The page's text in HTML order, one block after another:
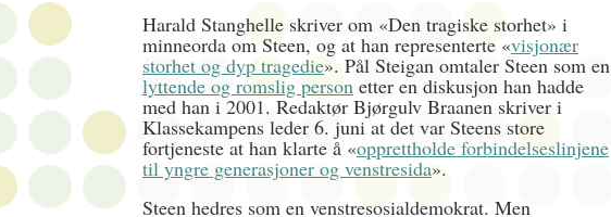
Harald Stanghelle skriver om «Den tragiske storhet» i
minneorda om Steen, og at han representerte «visjonær
storhet og dyp tragedie». Pål Steigan omtaler Steen som en
lyttende og romslig person etter en diskusjon han hadde
med han i 2001. Redaktør Bjørgulv Braanen skriver i
Klassekampens leder 6. juni at det var Steens store
fortjeneste at han klarte å «opprettholde forbindelseslinjene
til yngre generasjoner og venstresida».
Steen hedres som en venstresosialdemokrat. Men